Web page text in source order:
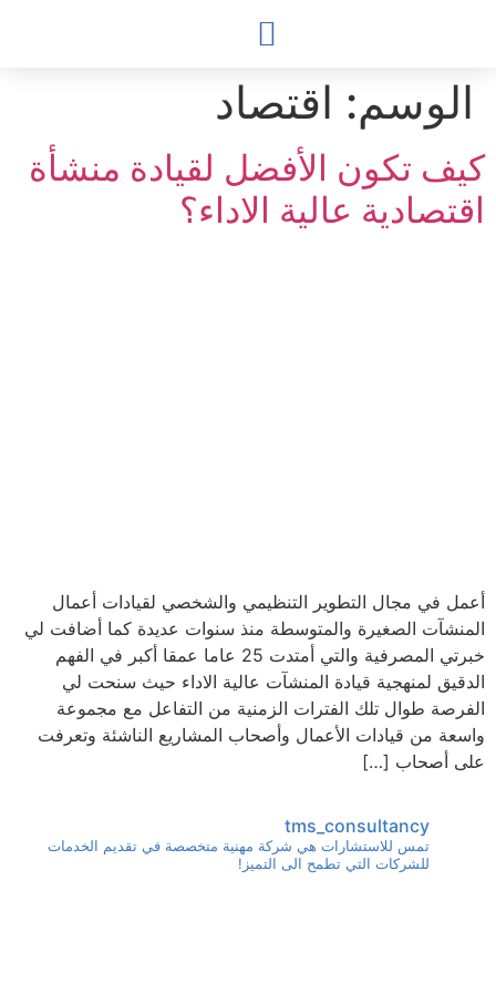
الوسم: اقتصاد
كيف تكون الأفضل لقيادة منشأة
اقتصادية عالية الاداء؟
أعمل في مجال التطوير التنظيمي والشخصي لقيادات أعمال
المنشآت الصغيرة والمتوسطة منذ سنوات عديدة كما أضافت لي
خبرتي المصرفية والتي أمتدت 25 عاما عمقا أكبر في الفهم
الدقيق لمنهجية قيادة المنشآت عالية الاداء حيث سنحت لي
الفرصة طوال تلك الفترات الزمنية من التفاعل مع مجموعة
واسعة من قيادات الأعمال وأصحاب المشاريع الناشئة وتعرفت
على أصحاب […]
tms_consultancy
تمس للاستشارات هي شركة مهنية متخصصة في تقديم الخدمات
للشركات التي تطمح الى التميز!